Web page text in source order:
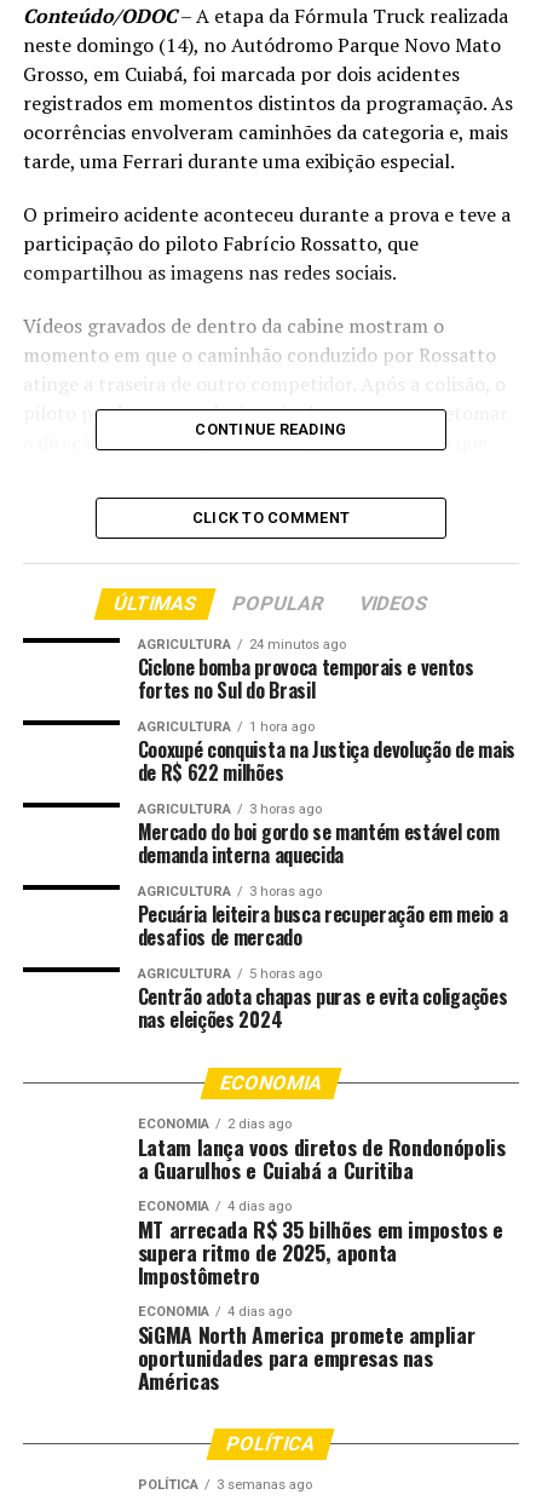
Conteúdo/ODOC– A etapa da Fórmula Truck realizada
neste domingo (14), no Autódromo Parque Novo Mato
Grosso, em Cuiabá, foi marcada por dois acidentes
registrados em momentos distintos da programação. As
ocorrências envolveram caminhões da categoria e, mais
tarde, uma Ferrari durante uma exibição especial.
O primeiro acidente aconteceu durante a prova e teve a
participação do piloto Fabrício Rossatto, que
compartilhou as imagens nas redes sociais.
Vídeos gravados de dentro da cabine mostram o
momento em que o caminhão conduzido por Rossatto
atinge a traseira de outro competidor. Após a colisão, o
piloto perde o controle do veículo e, ao tentar retomar
a direção, acaba atingindo um segundo caminhão que
Com o impacto, o veículo saiu do traçado, provocando
Nas redes sociais, Rossatto classificou o episódio como
um dos momentos mais difíceis da etapa e afirmou que
todos os envolvidos passam bem.
“Sem tempo de reação. Assim foi um dos momentos
mais difíceis da etapa deste domingo da Fórmula Truck,
em Cuiabá”, escreveu o piloto.
Mais tarde, durante uma apresentação especial no
autódromo, um segundo acidente foi registrado.
Desta vez, uma Ferrari colidiu com um Tesla enquanto
os veículos percorriam o circuito. Imagens feitas por
espectadores mostram o instante em que a Ferrari fazia
uma curva e foi atingida lateralmente pelo outro carro.
Outros vídeos divulgados nas redes sociais revelam os
a lateral direita da Ferrari.
sobre feridos nos dois acidentes registrados durante o
Comentários
DESTAQUE ETAPA FERRARI
MARCAM
TRUCK
CONTINUE READING
CLICK TO COMMENT
ÚLTIMAS POPULAR VIDEOS
AGRICULTURA 24 minutos ago
Ciclone bomba provoca temporais e ventos
fortes no Sul do Brasil
AGRICULTURA 1 hora ago
Cooxupé conquista na Justiça devolução de mais
de R$ 622 milhões
AGRICULTURA 3 horas ago
Mercado do boi gordo se mantém estável com
demanda interna aquecida
AGRICULTURA 3 horas ago
Pecuária leiteira busca recuperação em meio a
desafios de mercado
AGRICULTURA 5 horas ago
Centrão adota chapas puras e evita coligações
nas eleições 2024
ECONOMIA
ECONOMIA 2 dias ago
Latam lança voos diretos de Rondonópolis
a Guarulhos e Cuiabá a Curitiba
ECONOMIA 4 dias ago
MT arrecada R$ 35 bilhões em impostos e
supera ritmo de 2025, aponta
Impostômetro
ECONOMIA 4 dias ago
SiGMA North America promete ampliar
oportunidades para empresas nas
Américas
POLÍTICA
POLÍTICA 3 semanas ago